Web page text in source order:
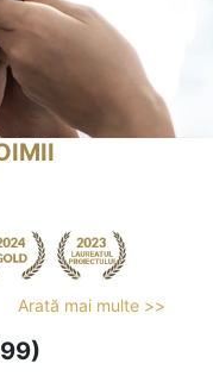
Arată mai multe >>